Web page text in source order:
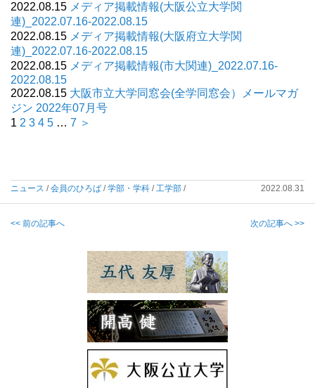
2022.08.15 メディア掲載情報(大阪公立大学関
連)_2022.07.16-2022.08.15
2022.08.15 メディア掲載情報(大阪府立大学関
連)_2022.07.16-2022.08.15
2022.08.15 メディア掲載情報(市大関連)_2022.07.16-
2022.08.15
2022.08.15 大阪市立大学同窓会(全学同窓会）メールマガ
ジン 2022年07月号
1 2 3 4 5 … 7 ＞
ニュース /会員のひろば /学部・学科 /工学部 / 2022.08.31
<< 前の記事へ 次の記事へ >>